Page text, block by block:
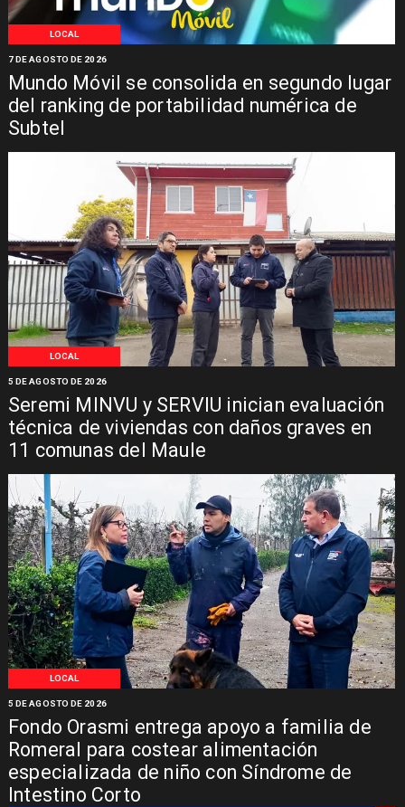
LOCAL
Mundo Móvil se consolida en segundo lugar
del ranking de portabilidad numérica de
Subtel
7 DE AGOSTO DE 2026
LOCAL
Seremi MINVU y SERVIU inician evaluación
técnica de viviendas con daños graves en
11 comunas del Maule
5 DE AGOSTO DE 2026
LOCAL
Fondo Orasmi entrega apoyo a familia de
Romeral para costear alimentación
especializada de niño con Síndrome de
Intestino Corto
5 DE AGOSTO DE 2026